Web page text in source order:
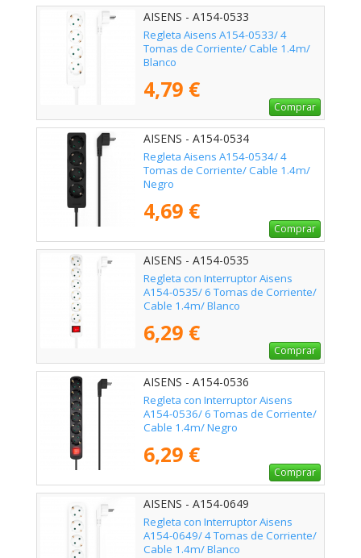
AISENS - A154-0533
Regleta Aisens A154-0533/ 4
Tomas de Corriente/ Cable 1.4m/
Blanco
4,79 €
Comprar
AISENS - A154-0534
Regleta Aisens A154-0534/ 4
Tomas de Corriente/ Cable 1.4m/
Negro
4,69 €
Comprar
AISENS - A154-0535
Regleta con Interruptor Aisens
A154-0535/ 6 Tomas de Corriente/
Cable 1.4m/ Blanco
6,29 €
Comprar
AISENS - A154-0536
Regleta con Interruptor Aisens
A154-0536/ 6 Tomas de Corriente/
Cable 1.4m/ Negro
6,29 €
Comprar
AISENS - A154-0649
Regleta con Interruptor Aisens
A154-0649/ 4 Tomas de Corriente/
Cable 1.4m/ Blanco